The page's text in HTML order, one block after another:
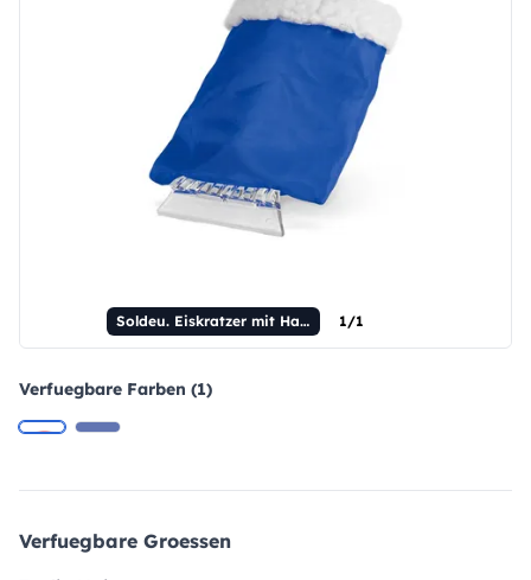
Soldeu. Eiskratzer mit Handschuh 1/1
Verfuegbare Farben (1)
Verfuegbare Groessen